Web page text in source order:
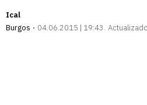
Ical
Burgos
04.06.2015 | 19:43